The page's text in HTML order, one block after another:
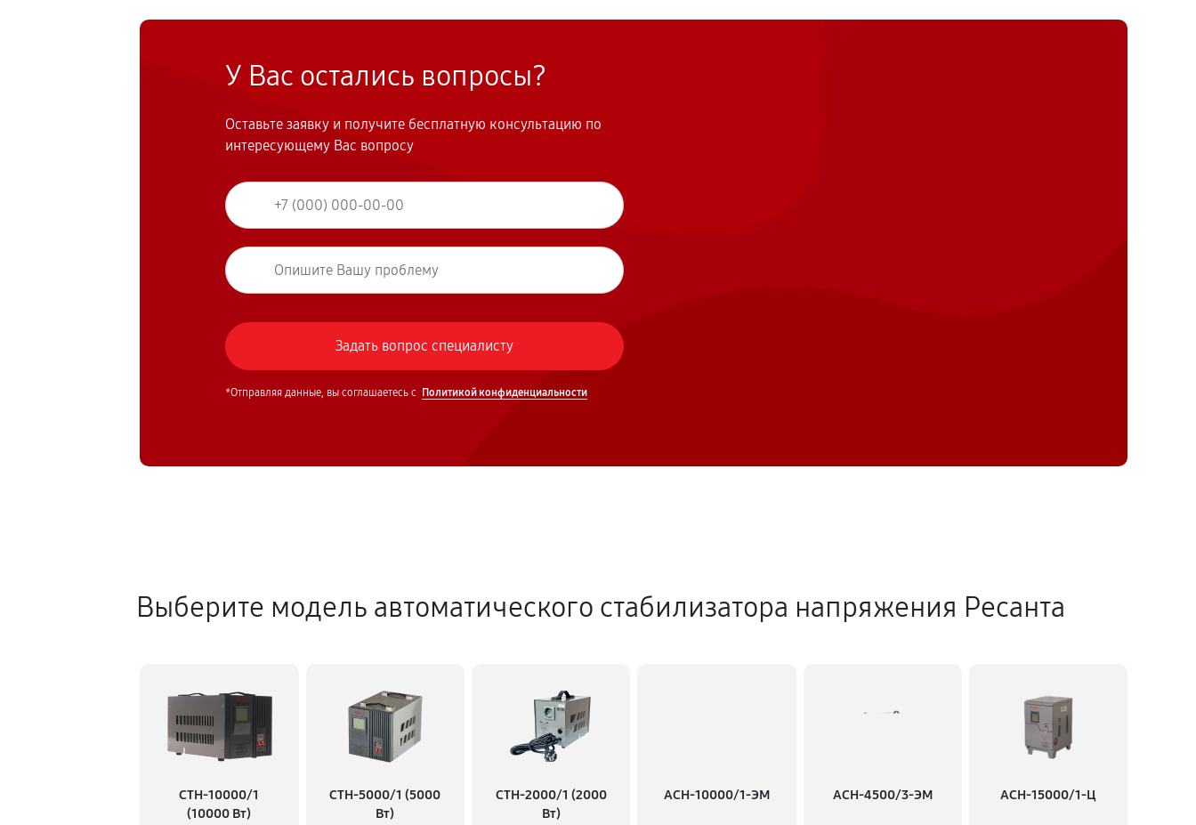
У Вас остались вопросы?
Оставьте заявку и получите бесплатную консультацию по
интересующему Вас вопросу
*Отправляя данные, вы соглашаетесь с Политикой конфиденциальности
Выберите модель автоматического стабилизатора напряжения Ресанта
СТН-10000/1
(10000 Вт)
СТН-5000/1 (5000
Вт)
СТН-2000/1 (2000
Вт)
АСН-10000/1-ЭМ АСН-4500/3-ЭМ АСН-15000/1-Ц